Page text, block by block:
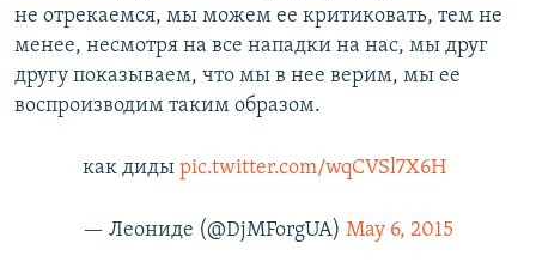
не отрекаемся, мы можем ее критиковать, тем не
менее, несмотря на все нападки на нас, мы друг
другу показываем, что мы в нее верим, мы ее
воспроизводим таким образом.
как диды pic.twitter.com/wqCVSl7X6H
— Леониде (@DjMForgUA) May 6, 2015